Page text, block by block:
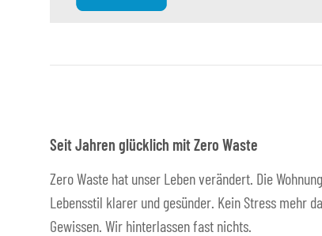
Seit Jahren glücklich mit Zero Waste
Zero Waste hat unser Leben verändert. Die
Lebensstil klarer und gesünder. Kein Stress mehr
Gewissen. Wir hinterlassen fast nichts.